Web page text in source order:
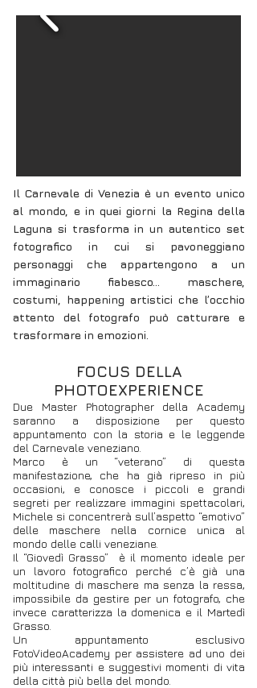
Il Carnevale di Venezia è un evento unico
al mondo, e in quei giorni la Regina della
Laguna si trasforma in un autentico set
fotografico in cui si pavoneggiano
personaggi che appartengono a un
immaginario fiabesco… maschere,
costumi, happening artistici che l’occhio
attento del fotografo può catturare e
trasformare in emozioni.
FOCUS DELLA
PHOTOEXPERIENCE
Due Master Photographer della Academy
saranno a disposizione per questo
appuntamento con la storia e le leggende
del Carnevale veneziano.
Marco è un “veterano” di questa
manifestazione, che ha già ripreso in più
occasioni, e conosce i piccoli e grandi
segreti per realizzare immagini spettacolari,
Michele si concentrerà sull’aspetto “emotivo”
delle maschere nella cornice unica al
mondo delle calli veneziane.
Il “Giovedì Grasso” è il momento ideale per
un lavoro fotografico perché c’è già una
moltitudine di maschere ma senza la ressa,
impossibile da gestire per un fotografo, che
invece caratterizza la domenica e il Martedì
Grasso.
Un appuntamento esclusivo
FotoVideoAcademy per assistere ad uno dei
più interessanti e suggestivi momenti di vita
della città più bella del mondo.